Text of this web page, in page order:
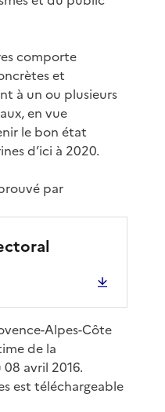
comporte
et
à un ou plusieurs
en vue
le bon état
d’ici à 2020.
par
Alpes-Côte
de la
avril 2016.
est téléchargeable